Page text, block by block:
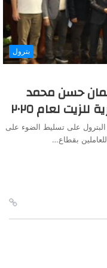
بترول
حسن محمد
لعام ٢٠٢٥
على تسليط الضوء على
بقطاع…